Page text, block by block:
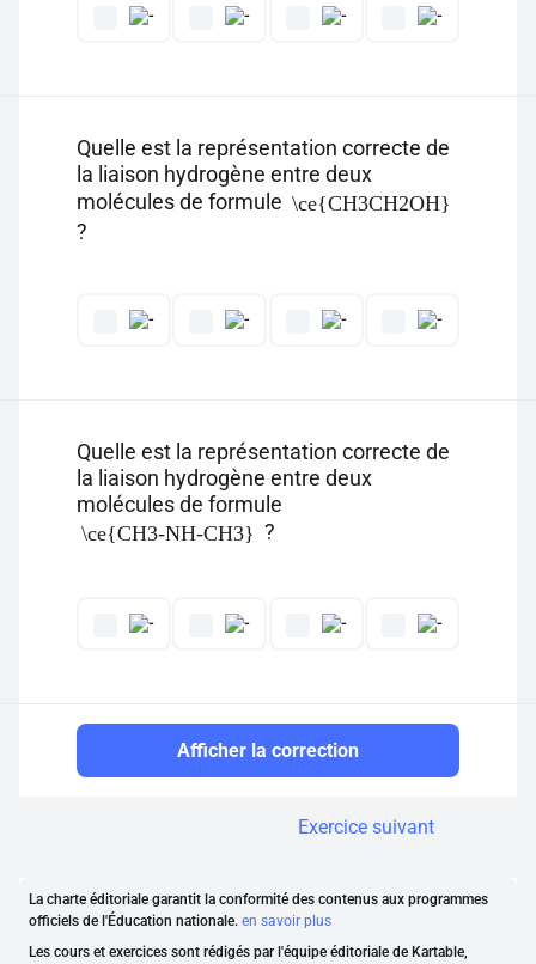
Quelle est la représentation correcte de
la liaison hydrogène entre deux
molécules de formule \ce{CH3CH2OH}
?
Quelle est la représentation correcte de
la liaison hydrogène entre deux
molécules de formule
\ce{CH3-NH-CH3} ?
Afficher la correction
Exercice suivant
La charte éditoriale garantit la conformité des contenus aux programmes
officiels de l'Éducation nationale. en savoir plus
Les cours et exercices sont rédigés par l'équipe éditoriale de Kartable,